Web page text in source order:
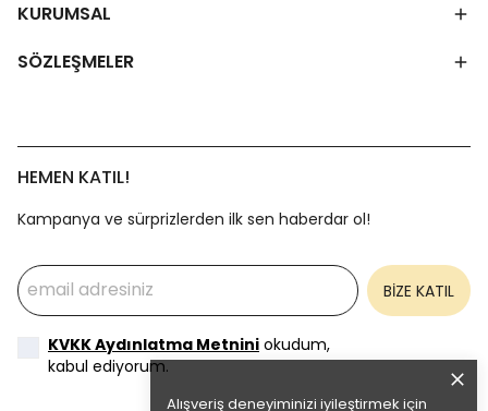
Alışveriş deneyiminizi iyileştirmek için
KURUMSAL
SÖZLEŞMELER
HEMEN KATIL!
Kampanya ve sürprizlerden ilk sen haberdar ol!
BİZE KATIL
KVKK Aydınlatma Metnini okudum,
kabul ediyorum.